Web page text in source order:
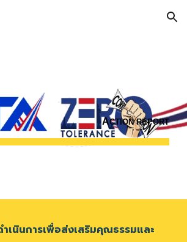
Skip to navigation
ACTION REPORT
เนินการเพื่อส่งเสริมคุณธรรมและ